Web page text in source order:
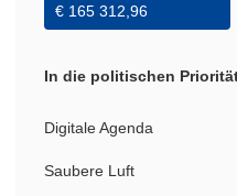
€ 165 312,96
In die politischen
Digitale Agenda
Saubere Luft